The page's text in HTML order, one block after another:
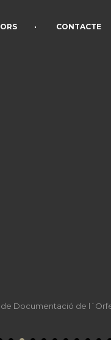
• CONTACTE
Documentació de